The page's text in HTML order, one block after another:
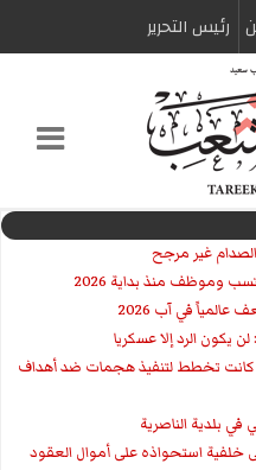
رئیس التحریر
غير مرجح
في آب 2026
يكون الرد إلا عسكريا
كانت تخطط لتنفيذ هجمات ضد أهداف
استحواذه على أموال العقود